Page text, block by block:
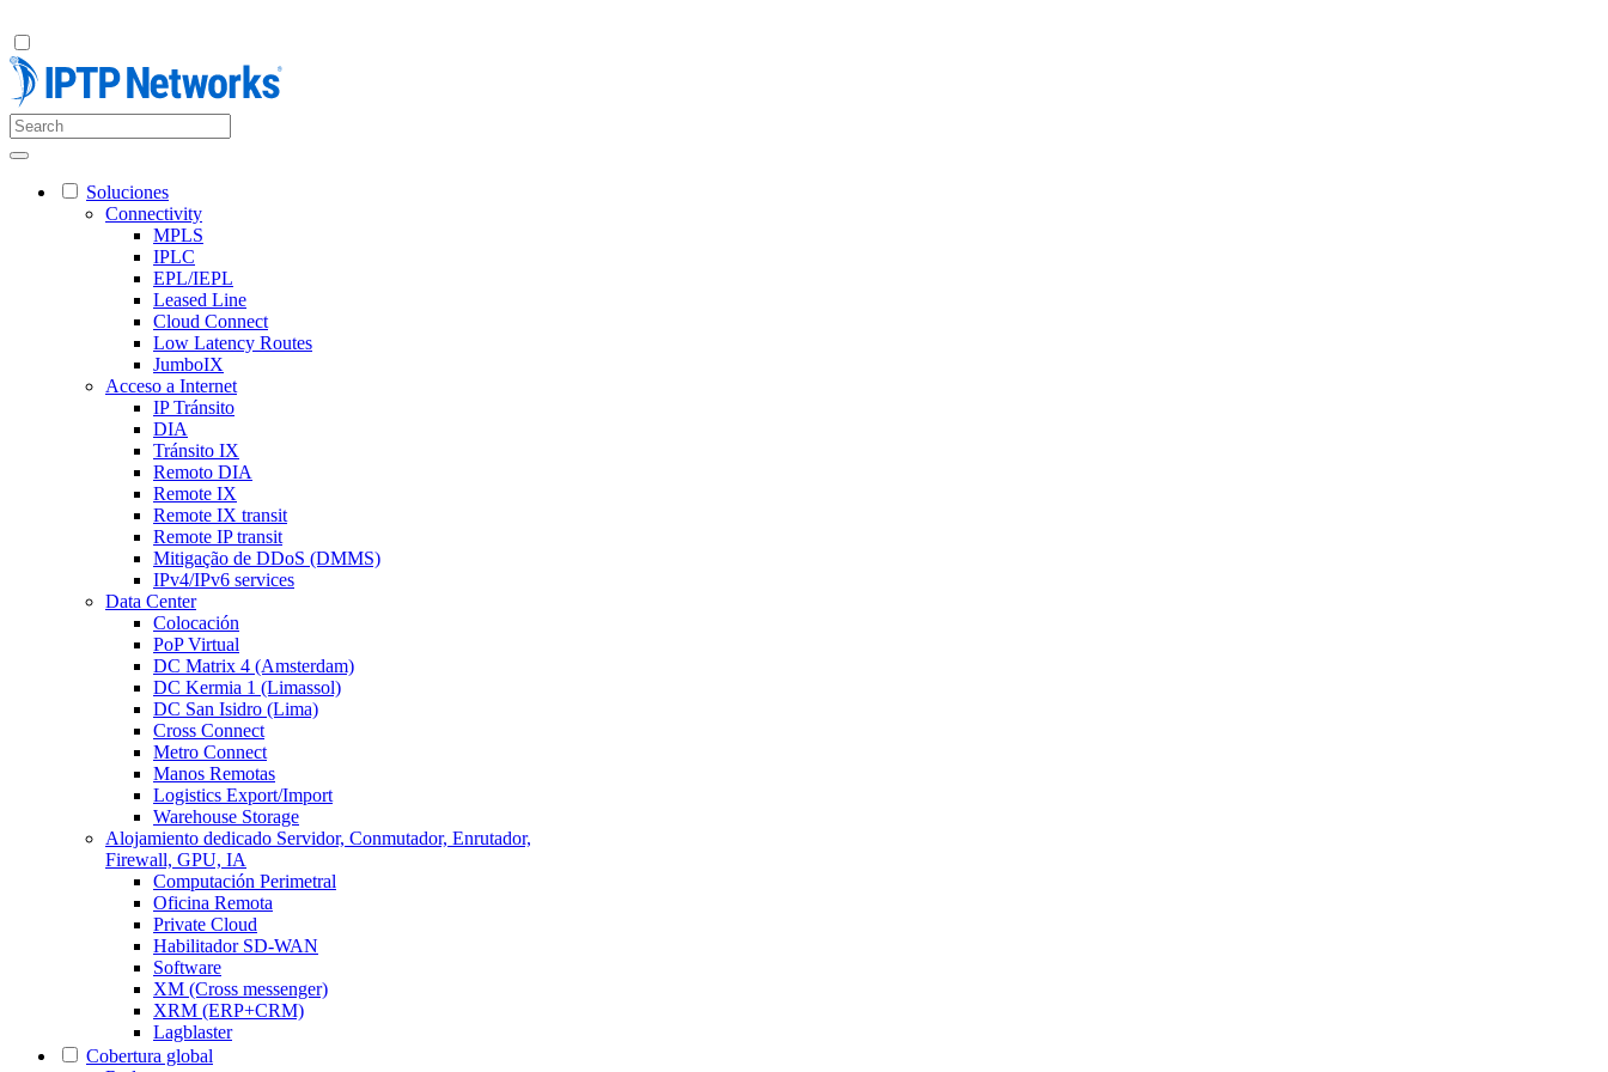
Soluciones
Connectivity
MPLS
IPLC
EPL/IEPL
Leased Line
Cloud Connect
Low Latency Routes
JumboIX
Acceso a Internet
IP Tránsito
DIA
Tránsito IX
Remoto DIA
Remote IX
Remote IX transit
Remote IP transit
Mitigação de DDoS (DMMS)
IPv4/IPv6 services
Data Center
Colocación
PoP Virtual
DC Matrix 4 (Amsterdam)
DC Kermia 1 (Limassol)
DC San Isidro (Lima)
Cross Connect
Metro Connect
Manos Remotas
Logistics Export/Import
Warehouse Storage
Alojamiento dedicado Servidor, Conmutador, Enrutador,
Firewall, GPU, IA
Computación Perimetral
Oficina Remota
Private Cloud
Habilitador SD-WAN
Software
XM (Cross messenger)
XRM (ERP+CRM)
Lagblaster
Cobertura global